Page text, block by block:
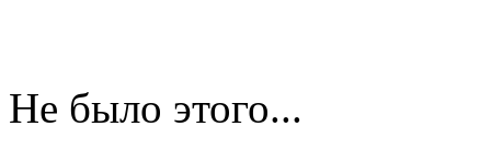
Не было этого...